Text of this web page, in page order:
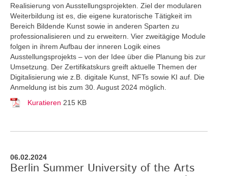
Realisierung von Ausstellungsprojekten. Ziel der modularen
Weiterbildung ist es, die eigene kuratorische Tätigkeit im
Bereich Bildende Kunst sowie in anderen Sparten zu
professionalisieren und zu erweitern. Vier zweitägige Module
folgen in ihrem Aufbau der inneren Logik eines
Ausstellungsprojekts – von der Idee über die Planung bis zur
Umsetzung. Der Zertifikatskurs greift aktuelle Themen der
Digitalisierung wie z.B. digitale Kunst, NFTs sowie KI auf. Die
Anmeldung ist bis zum 30. August 2024 möglich.
Kuratieren 215 KB
06.02.2024
Berlin Summer University of the Arts